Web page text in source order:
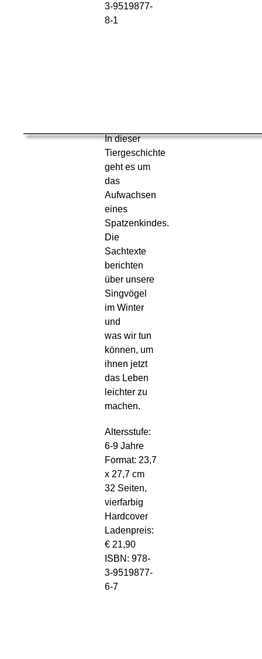
3-9519877-
8-1
In dieser
Tiergeschichte
geht es um
das
Aufwachsen
eines
Spatzenkindes.
Die
Sachtexte
berichten
über unsere
Singvögel
im Winter
und
was wir tun
können, um
ihnen jetzt
das Leben
leichter zu
machen.
Altersstufe:
6-9 Jahre
Format: 23,7
x 27,7 cm
32 Seiten,
vierfarbig
Hardcover
Ladenpreis:
€ 21,90
ISBN: 978-
3-9519877-
6-7